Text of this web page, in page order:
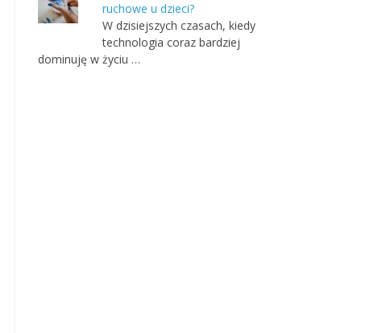
ruchowe u dzieci?
W dzisiejszych czasach, kiedy
technologia coraz bardziej
dominuję w życiu …